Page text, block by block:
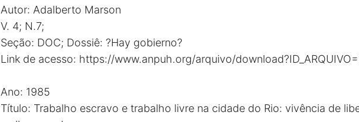
Autor: Adalberto Marson
V. 4; N.7;
Seção: DOC; Dossiê: ?Hay gobierno?
Link de acesso: https://www.anpuh.org/arquivo/
Ano: 1985
Título: Trabalho escravo e trabalho livre na cidade do Rio: vivência de